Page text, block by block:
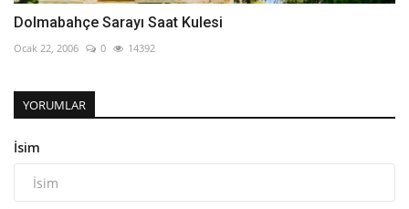
Dolmabahçe Sarayı Saat Kulesi
Ocak 22, 2006 0 14392
YORUMLAR
İsim